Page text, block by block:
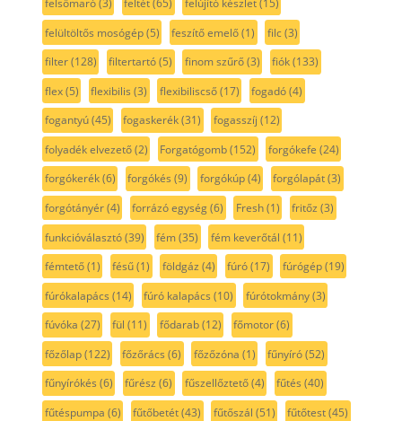
felsőmaró(3) feltét(65) felújító készlet(15)
felültöltős mosógép(5) feszítő emelő(1) filc(3)
filter(128) filtertartó(5) finom szűrő(3) fiók(133)
flex(5) flexibilis (3) flexibiliscső(17) fogadó(4)
fogantyú(45) fogaskerék(31) fogasszíj (12)
folyadék elvezető(2) Forgatógomb(152) forgókefe (24)
forgókerék(6) forgókés (9) forgókúp(4) forgólapát(3)
forgótányér(4) forrázó egység(6) Fresh(1) fritőz (3)
funkcióválasztó(39) fém(35) fém keverőtál (11)
fémtető(1) fésű(1) földgáz (4) fúró(17) fúrógép(19)
fúrókalapács (14) fúró kalapács (10) fúrótokmány(3)
fúvóka (27) fül (11) fődarab(12) főmotor(6)
főzőlap(122) főzőrács (6) főzőzóna (1) fűnyíró(52)
fűnyírókés (6) fűrész (6) fűszellőztető(4) fűtés (40)
fűtéspumpa (6) fűtőbetét(43) fűtőszál (51) fűtőtest(45)